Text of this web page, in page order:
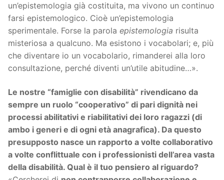
un’epistemologia già costituita, ma vivono un continuo
farsi epistemologico. Cioè un’epistemologia
sperimentale. Forse la parola epistemologia risulta
misteriosa a qualcuno. Ma esistono i vocabolari; e, più
che diventare io un vocabolario, rimanderei alla loro
consultazione, perché diventi un’utile abitudine…».
Le nostre “famiglie con disabilità” rivendicano da
sempre un ruolo “cooperativo” di pari dignità nei
processi abilitativi e riabilitativi dei loro ragazzi (di
ambo i generi e di ogni età anagrafica). Da questo
presupposto nasce un rapporto a volte collaborativo
a volte conflittuale con i professionisti dell’area vasta
della disabilità. Qual è il tuo pensiero al riguardo?